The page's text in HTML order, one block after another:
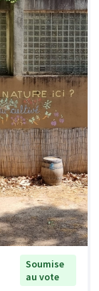
Soumise
au vote